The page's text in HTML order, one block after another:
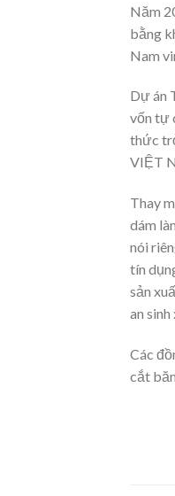
Năm
bằng
Nam
Dự án
vốn tự
thức
VIỆT
Thay
dám
nói
tín
sản
an sinh
Các
cắt